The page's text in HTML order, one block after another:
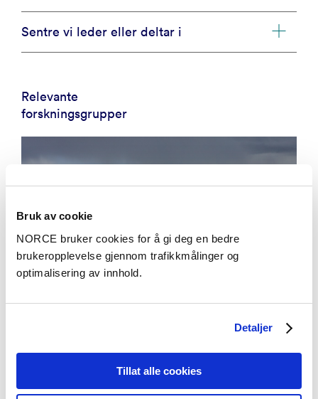
Bruk av cookie
NORCE bruker cookies for å gi deg en bedre
brukeropplevelse gjennom trafikkmålinger og
optimalisering av innhold.
Detaljer
Tillat alle cookies
Sentre vi leder eller deltar i
Relevante
forskningsgrupper
Regionalt klima og klimaservice